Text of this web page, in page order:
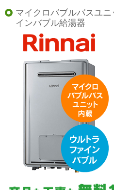
マイクロバブルバスユ
インバブル給湯器